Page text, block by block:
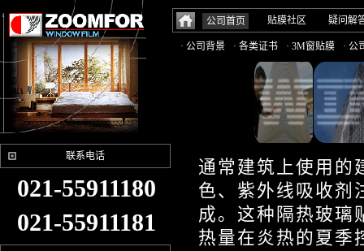
公司首页 贴膜社区 疑问解
· 公司背景 · 各类证书 · 3M窗贴膜 · 公
联系电话
021-55911180
021-55911181
通常建筑上使用的
色、紫外线吸收剂
成。这种隔热玻璃
热量在炎热的夏季